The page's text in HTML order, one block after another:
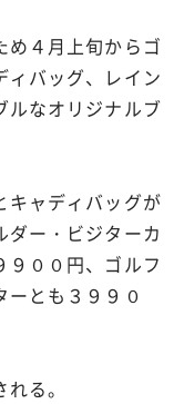
め４月上旬からゴ
ィバッグ、レイン
ルなオリジナルブ
キャディバッグが
ダー・ビジターカ
９００円、ゴルフ
ーとも３９９０
る。